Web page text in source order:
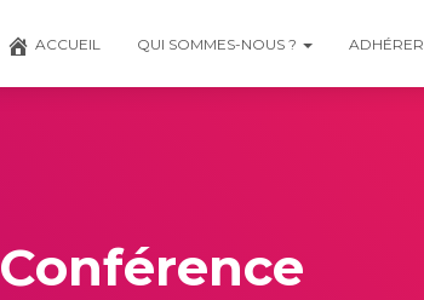
ACCUEIL QUI SOMMES-NOUS ? ADHÉRER
Conférence